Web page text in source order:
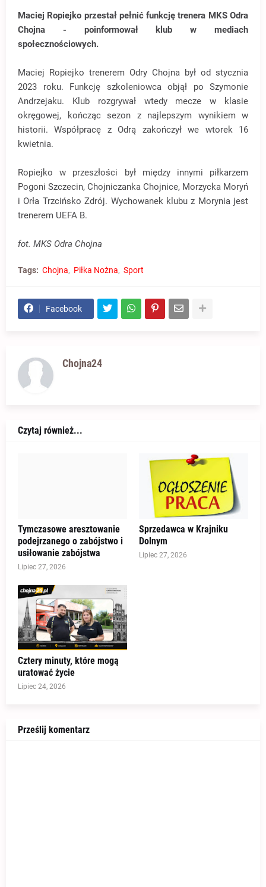
Maciej Ropiejko przestał pełnić funkcję trenera MKS Odra
Chojna - poinformował klub w mediach
społecznościowych.
Maciej Ropiejko trenerem Odry Chojna był od stycznia
2023 roku. Funkcję szkoleniowca objął po Szymonie
Andrzejaku. Klub rozgrywał wtedy mecze w klasie
okręgowej, kończąc sezon z najlepszym wynikiem w
historii. Współpracę z Odrą zakończył we wtorek 16
kwietnia.
Ropiejko w przeszłości był między innymi piłkarzem
Pogoni Szczecin, Chojniczanka Chojnice, Morzycka Moryń
i Orła Trzcińsko Zdrój. Wychowanek klubu z Morynia jest
trenerem UEFA B.
fot. MKS Odra Chojna
Tags: Chojna Piłka Nożna Sport
Facebook
Chojna24
Czytaj również...
Tymczasowe aresztowanie
podejrzanego o zabójstwo i
usiłowanie zabójstwa
Lipiec 27, 2026
Sprzedawca w Krajniku
Dolnym
Lipiec 27, 2026
Cztery minuty, które mogą
uratować życie
Lipiec 24, 2026
Prześlij komentarz